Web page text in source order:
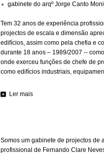
gabinete do arqº Jorge Canto
Tem 32 anos de experiência
projectos de escala e dimensão
edifícios, assim como pela chefia e
durante 18 anos – 1989/2007 --
onde exerceu funções de chefe de
como edifícios industriais,
Ler mais
Somos um gabinete de projectos de
profissional de Fernando Clare